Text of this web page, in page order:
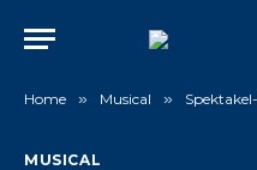
Home » Musical » Spektakel-
MUSICAL